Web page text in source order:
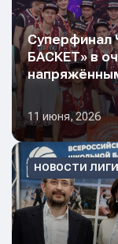
Суперфинал
БАСКЕТ» в
11 июня, 2026
НОВОСТИ ЛИГИ